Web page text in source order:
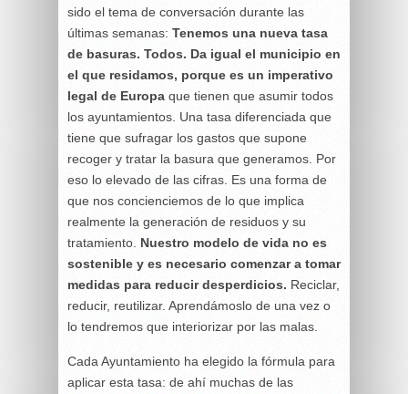
sido el tema de conversación durante las
últimas semanas: Tenemos una nueva tasa
de basuras. Todos. Da igual el municipio en
el que residamos, porque es un imperativo
legal de Europa que tienen que asumir todos
los ayuntamientos. Una tasa diferenciada que
tiene que sufragar los gastos que supone
recoger y tratar la basura que generamos. Por
eso lo elevado de las cifras. Es una forma de
que nos concienciemos de lo que implica
realmente la generación de residuos y su
tratamiento. Nuestro modelo de vida no es
sostenible y es necesario comenzar a tomar
medidas para reducir desperdicios. Reciclar,
reducir, reutilizar. Aprendámoslo de una vez o
lo tendremos que interiorizar por las malas.
Cada Ayuntamiento ha elegido la fórmula para
aplicar esta tasa: de ahí muchas de las